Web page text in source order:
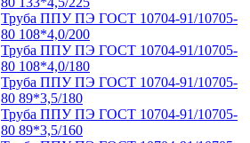
Труба ППУ ПЭ ГОСТ 10704-91/10705-
80 108*4,0/200
Труба ППУ ПЭ ГОСТ 10704-91/10705-
80 108*4,0/180
Труба ППУ ПЭ ГОСТ 10704-91/10705-
80 89*3,5/180
Труба ППУ ПЭ ГОСТ 10704-91/10705-
80 89*3,5/160